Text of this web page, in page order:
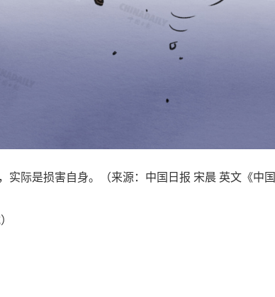
实际是损害自身。（来源：中国日报 宋晨 英文《中